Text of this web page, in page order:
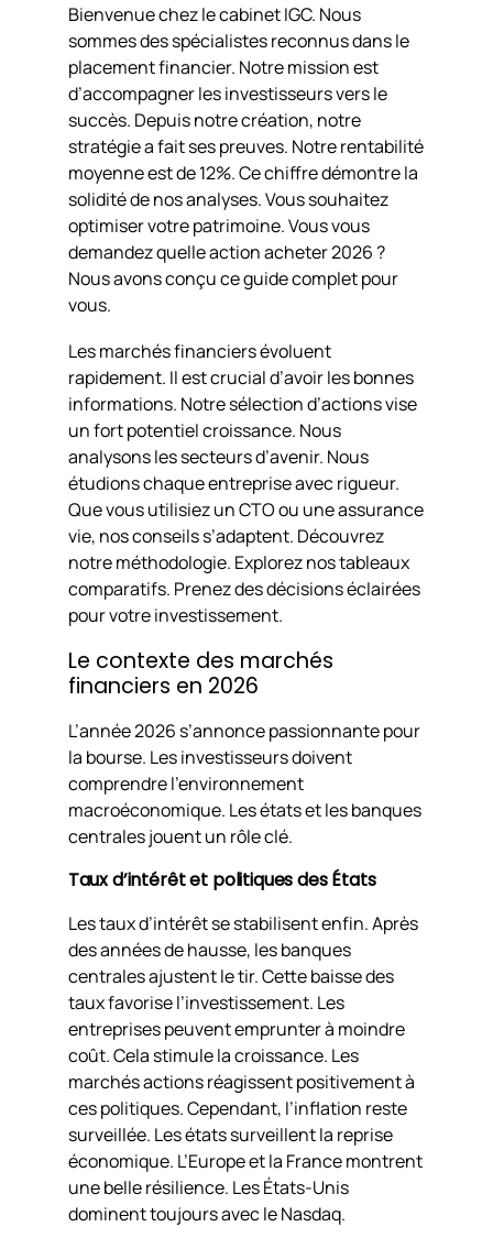
Bienvenue chez le cabinet IGC. Nous
sommes des spécialistes reconnus dans le
placement financier. Notre mission est
d’accompagner les investisseurs vers le
succès. Depuis notre création, notre
stratégie a fait ses preuves. Notre rentabilité
moyenne est de 12%. Ce chiffre démontre la
solidité de nos analyses. Vous souhaitez
optimiser votre patrimoine. Vous vous
demandez quelle action acheter 2026 ?
Nous avons conçu ce guide complet pour
vous.
Les marchés financiers évoluent
rapidement. Il est crucial d’avoir les bonnes
informations. Notre sélection d’actions vise
un fort potentiel croissance. Nous
analysons les secteurs d’avenir. Nous
étudions chaque entreprise avec rigueur.
Que vous utilisiez un CTO ou une assurance
vie, nos conseils s’adaptent. Découvrez
notre méthodologie. Explorez nos tableaux
comparatifs. Prenez des décisions éclairées
pour votre investissement.
Le contexte des marchés
financiers en 2026
L’année 2026 s’annonce passionnante pour
la bourse. Les investisseurs doivent
comprendre l’environnement
macroéconomique. Les états et les banques
centrales jouent un rôle clé.
Taux d’intérêt et politiques des États
Les taux d’intérêt se stabilisent enfin. Après
des années de hausse, les banques
centrales ajustent le tir. Cette baisse des
taux favorise l’investissement. Les
entreprises peuvent emprunter à moindre
coût. Cela stimule la croissance. Les
marchés actions réagissent positivement à
ces politiques. Cependant, l’inflation reste
surveillée. Les états surveillent la reprise
économique. L’Europe et la France montrent
une belle résilience. Les États-Unis
dominent toujours avec le Nasdaq.